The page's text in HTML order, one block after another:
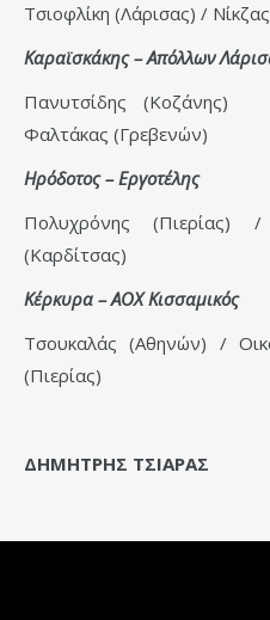
Τσιοφλίκη (Λάρισας) /
Καραϊσκάκης – Απόλλων
Πανυτσίδης (Κοζάνης)
Φαλτάκας (Γρεβενών)
Ηρόδοτος – Εργοτέλης
Πολυχρόνης (Πιερίας)
(Καρδίτσας)
Κέρκυρα – ΑΟΧ Κισσαμικός
Τσουκαλάς (Αθηνών) /
(Πιερίας)
ΔΗΜΗΤΡΗΣ ΤΣΙΑΡΑΣ